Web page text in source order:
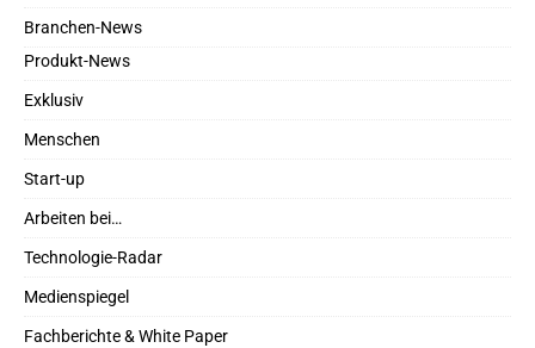
Branchen-News
Produkt-News
Exklusiv
Menschen
Start-up
Arbeiten bei…
Technologie-Radar
Medienspiegel
Fachberichte & White Paper